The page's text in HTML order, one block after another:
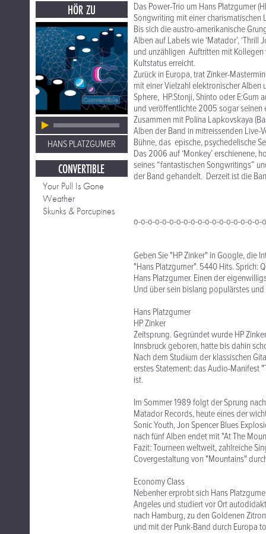
HÖR ZU
HANS PLATZGUMER
CONVERTIBLE
Your Pull Is Gone
Weather
Skunks & Porcupines
Das Power-Trio um Hans Platzgumer
Songwriting mit einer charismatischen
Bis sich die austro-amerikanische
Alben auf Labels wie ‘Matador’, ‘Thrill
und unzähligen Auftritten mit Kollegen
Kultstatus erreicht.
Zurück in Europa, trat Zinker-
mit einer Vielzahl elektronischer Alben
Sphere, HP.Stonji, Shinto oder E:Gum
und veröffentlichte 2005 sogar seinen
Zusammen mit Polina Lapkovskaya
Alben der Band in mitreissenden Live-
Bühne, das epische, psychedelische
Das 2006 auf ‘Monkey’ erschienene,
seines “fantastischen Songwritings”
der Band gehandelt. Derzeit ist die
o-o-o-o-o-o-o-o-o-o-o-o-o-o-o-o-o-
Geben Sie "HP Zinker" in Google, die
"Hans Platzgumer". 5440 Hits. Sprich:
Hans Platzgumer. Einen der
Und über sein bislang populärstes
Hans Platzgumer
HP Zinker
Zeitsprung. Gegründet wurde HP
Innsbruck geboren, hatte bis dahin
Nach dem Studium der klassischen
erstes Statement: das Audio-Manifest
ist.
Im Sommer 1989 folgt der Sprung
Matador Records, heute eines der
Sonic Youth, Jon Spencer Blues
nach fünf Alben endet mit "At The
Fazit: Tourneen weltweit, zahlreiche
Covergestaltung von "Mountains"
Economy Class
Nebenher erprobt sich Hans
Angeles und studiert vor Ort
nach Hamburg, zu den Goldenen
und mit der Punk-Band durch Europa